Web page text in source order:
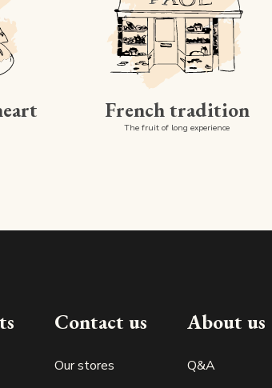
French tradition
The fruit of long experience
Contact us
Our stores
About us
Q&A